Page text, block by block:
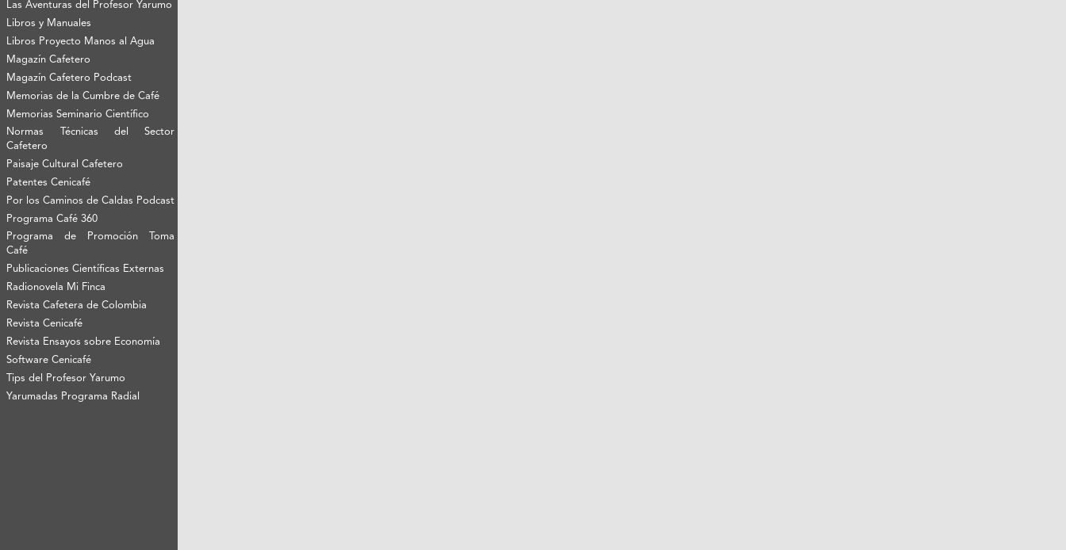
Las Aventuras del Profesor Yarumo
Libros y Manuales
Libros Proyecto Manos al Agua
Magazín Cafetero
Magazín Cafetero Podcast
Memorias de la Cumbre de Café
Memorias Seminario Científico
Normas Técnicas del Sector
Cafetero
Paisaje Cultural Cafetero
Patentes Cenicafé
Por los Caminos de Caldas Podcast
Programa Café 360
Programa de Promoción Toma
Café
Publicaciones Científicas Externas
Radionovela Mi Finca
Revista Cafetera de Colombia
Revista Cenicafé
Revista Ensayos sobre Economía
Software Cenicafé
Tips del Profesor Yarumo
Yarumadas Programa Radial